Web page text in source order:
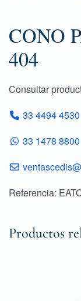
CONO
404
Consultar
33 4494 4530
33 1478 8800
Referencia:
Productos